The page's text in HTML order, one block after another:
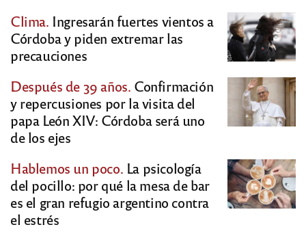
Clima. Ingresarán fuertes vientos a
Córdoba y piden extremar las
precauciones
Después de 39 años. Confirmación
y repercusiones por la visita del
papa León XIV: Córdoba será uno
de los ejes
Hablemos un poco. La psicología
del pocillo: por qué la mesa de bar
es el gran refugio argentino contra
el estrés